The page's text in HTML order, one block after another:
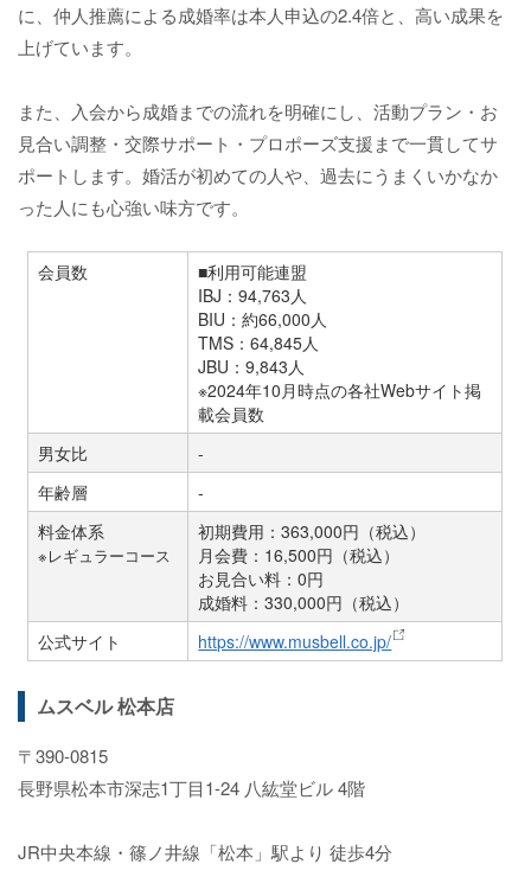
に、仲人推薦による成婚率は本人申込の2.4倍と、高い成果を
上げています。
また、入会から成婚までの流れを明確にし、活動プラン・お
見合い調整・交際サポート・プロポーズ支援まで一貫してサ
ポートします。婚活が初めての人や、過去にうまくいかなか
った人にも心強い味方です。
会員数
■利用可能連盟
IBJ：94,763人
BIU：約66,000人
TMS：64,845人
JBU：9,843人
※2024年10月時点の各社Webサイト掲
載会員数
男女比
-
年齢層
-
料金体系
※レギュラーコース
初期費用：363,000円（税込）
月会費：16,500円（税込）
お見合い料：0円
成婚料：330,000円（税込）
公式サイト
https://www.musbell.co.jp/
ムスベル 松本店
〒390-0815
長野県松本市深志1丁目1-24 八紘堂ビル 4階
JR中央本線・篠ノ井線「松本」駅より 徒歩4分